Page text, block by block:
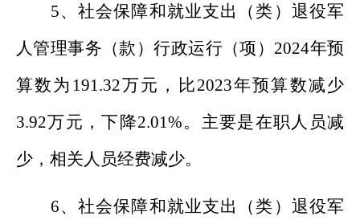
5、 社会保障和就业支出（类） 退役军
人管理事务 （款）行政运行（项） 2024年预
算数为 191.32万元，比2023年预算数减少
3.92万元，下降2.01%。主要是在职人员减
少，相关人员经费减少。
6、 社会保障和就业支出（类） 退役军